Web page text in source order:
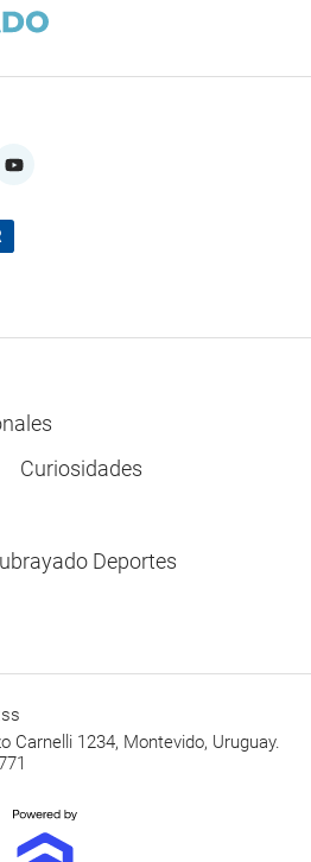
Curiosidades
Deportes
Carnelli 1234, Montevido, Uruguay.